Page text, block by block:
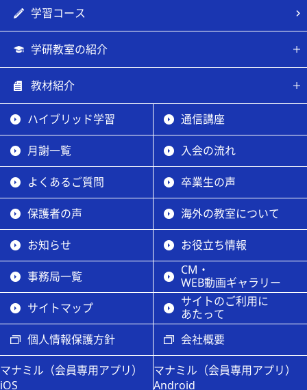
学習コース
学研教室の紹介
教材紹介
ハイブリッド学習 通信講座
月謝一覧 入会の流れ
よくあるご質問 卒業生の声
保護者の声 海外の教室について
お知らせ お役立ち情報
事務局一覧
CM・
WEB動画ギャラリー
サイトマップ
サイトのご利用に
あたって
個人情報保護方針
会社概要
マナミル（会員専用アプリ）
iOS
マナミル（会員専用アプリ）
Android